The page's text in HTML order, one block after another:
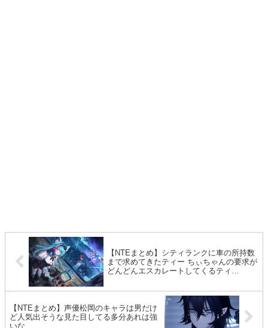
【NTEまとめ】シティランクに車の所持数
まで求めてきたティー ちぃちゃんの要求が
どんどんエスカレートしてくるティ…
【NTEまとめ】声優松岡のキャラは男だけ
ど人気出そうな見た目してる多分あれは強
いな